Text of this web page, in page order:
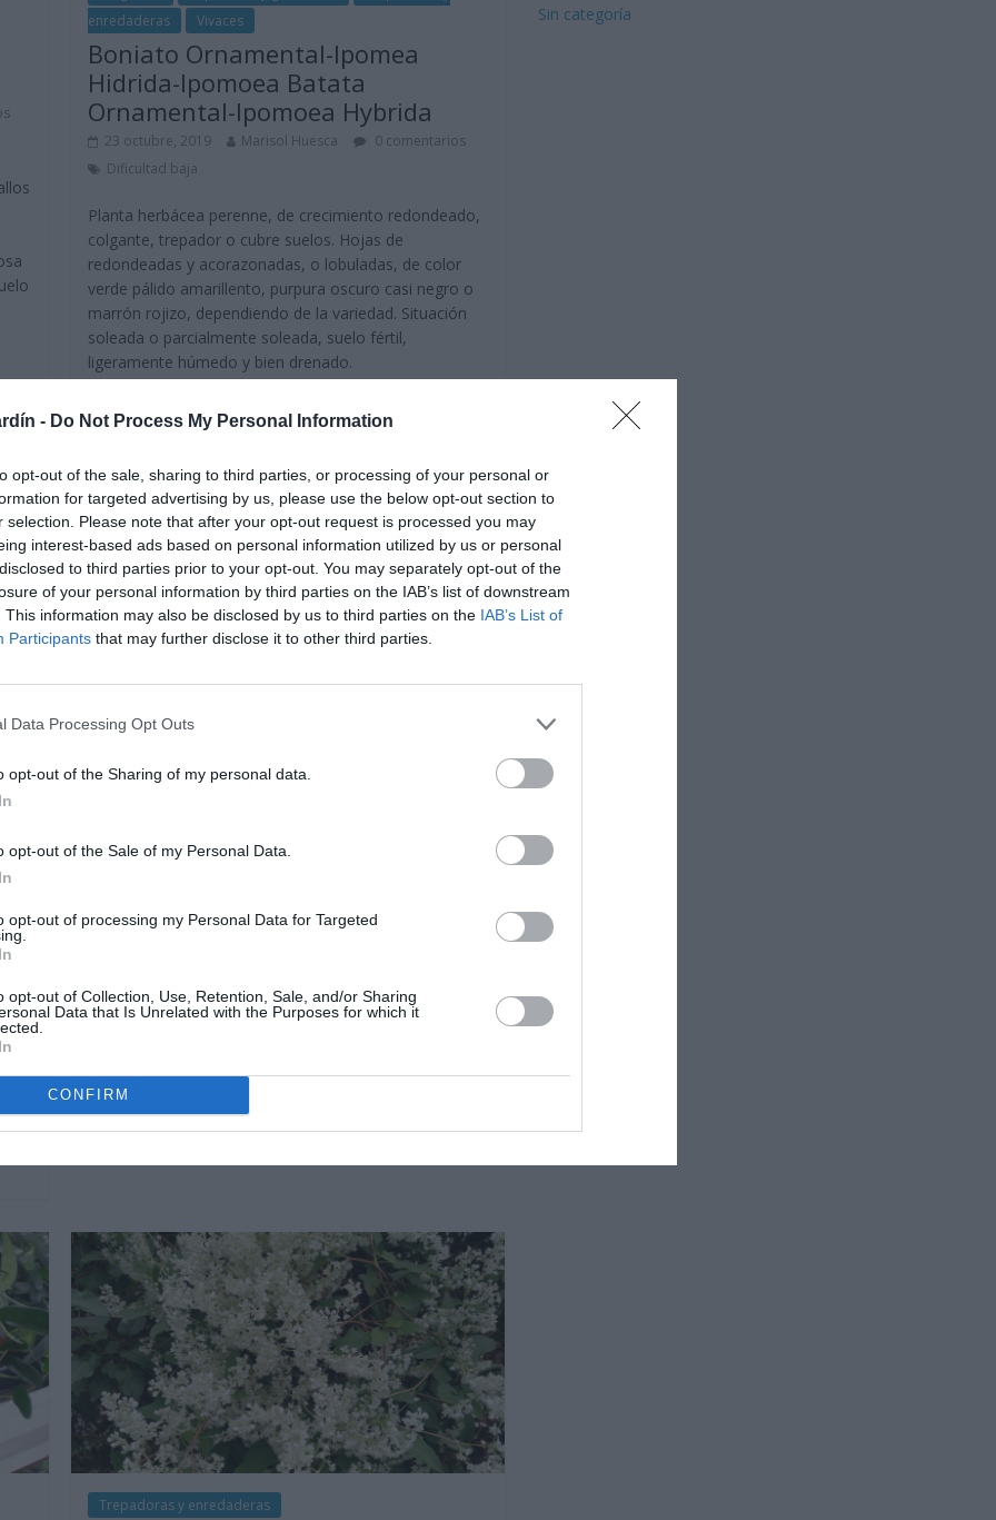
- Do Not Process My Personal Information
opt-out of the sale, sharing to third parties, or processing of your personal or
for targeted advertising by us, please use the below opt-out section to
selection. Please note that after your opt-out request is processed you may
interest-based ads based on personal information utilized by us or personal
to third parties prior to your opt-out. You may separately opt-out of the
of your personal information by third parties on the IAB’s list of downstream
This information may also be disclosed by us to third parties on the IAB’s List of
Participants that may further disclose it to other third parties.
Data Processing Opt Outs
opt-out of the Sharing of my personal data.
opt-out of the Sale of my Personal Data.
opt-out of processing my Personal Data for Targeted
opt-out of Collection, Use, Retention, Sale, and/or Sharing
Data that Is Unrelated with the Purposes for which it
CONFIRM
enredaderas
Vivaces
Boniato Ornamental-Ipomea
Hidrida-Ipomoea Batata
Ornamental-Ipomoea Hybrida
23 octubre, 2019 Marisol Huesca
0 comentarios
Dificultad baja
Planta herbácea perenne, de crecimiento redondeado,
colgante, trepador o cubre suelos. Hojas de
redondeadas y acorazonadas, o lobuladas, de color
verde pálido amarillento, purpura oscuro casi negro o
marrón rojizo, dependiendo de la variedad. Situación
soleada o parcialmente soleada, suelo fértil,
ligeramente húmedo y bien drenado.
3 diciembre, 2018 Marisol Huesca
Planta trepadora anual o perenne de corta vida. Tallos
color rosa. Situación soleada, suelo fértil y bien
drenado. Temperaturas cálidas.
Leer más
Trepadoras y enredaderas
Sin categoría